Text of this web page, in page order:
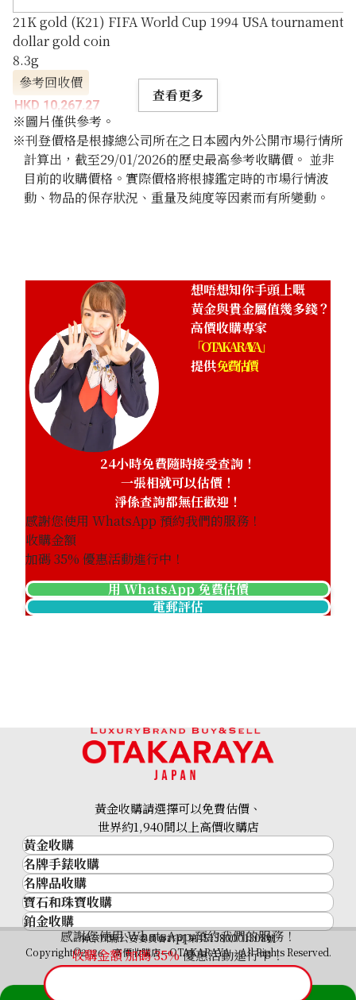
21K gold (K21) FIFA World Cup 1994 USA tournament
dollar gold coin
8.3g
參考回收價
HKD 10,267.27
查看更多
※圖片僅供參考。
※刊登價格是根據總公司所在之日本國內外公開市場行情所
計算出，截至29/01/2026的歷史最高參考收購價。 並非
目前的收購價格。實際價格將根據鑑定時的市場行情波
動、物品的保存狀況、重量及純度等因素而有所變動。
想唔想知你手頭上嘅
黃金與貴金屬值幾多錢？
高價收購專家
「OTAKARAYA」
提供免費估價
24小時免費隨時接受查詢！
一張相就可以估價！
淨係查詢都無任歡迎！
感謝您使用 WhatsApp 預約我們的服務！
收購金額
加碼35% 優惠活動進行中！
用 WhatsApp 免費估價
電郵評估
感謝您使用 WhatsApp 預約我們的服務！
收購金額 加碼35%優惠活動進行中！
黃金收購請選擇可以免費估價、
世界約1,940間以上高價收購店
黃金收購
黃金･金條
金條
金幣及銀幣
過去十年黃金價格
金飾
金戒指
金頸鍊
名牌手錶收購
名牌手錶收購
勞力士 (Rolex)
Patek Philippe
Audemars Piguet
Vacheron Constantin
A. Lange & Söhne
名牌品收購
名牌品收購
HERMES
LOUIS VUITTON
CHANEL
卡地亞（Cartier）
寶石和珠寶收購
寶石和珠寶
祖母綠
藍寶石
鉑金收購
神奈川縣公安委員會許可 第451380001308號
Copyright©2026 高價收購店—OTAKARAYA All Rights Reserved.